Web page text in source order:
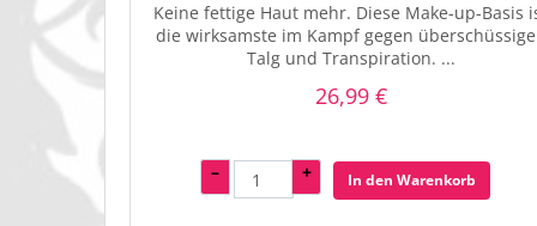
Keine fettige Haut mehr. Diese Make-up-Basis
die wirksamste im Kampf gegen
Talg und Transpiration. ...
26,99 €
– + In den Warenkorb